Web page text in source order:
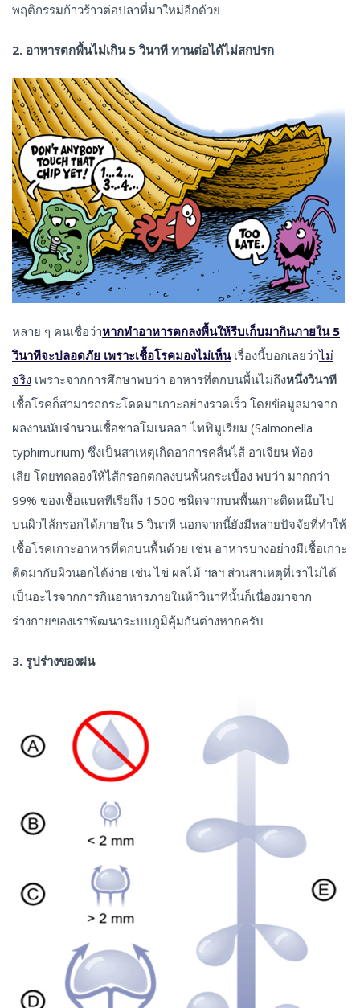
พฤติกรรมก้าวร้าวต่อปลาที่มาใหม่อีกด้วย
2. อาหารตกพื้นไม่เกิน 5 วินาที ทานต่อได้ไม่สกปรก
หลาย ๆ คนเชื่อว่าหากทำอาหารตกลงพื้นให้รีบเก็บมากินภายใน 5
วินาทีจะปลอดภัย เพราะเชื้อโรคมองไม่เห็นเรื่องนี้บอกเลยว่าไม่
จริง เพราะจากการศึกษาพบว่า อาหารที่ตกบนพื้นไม่ถึงหนึ่งวินาที
เชื้อโรคก็สามารถกระโดดมาเกาะอย่างรวดเร็ว โดยข้อมูลมาจาก
ผลงานนับจำนวนเชื้อซาลโมเนลลา ไทฟิมูเรียม (Salmonella
typhimurium) ซึ่งเป็นสาเหตุเกิดอาการคลื่นไส้ อาเจียน ท้อง
เสีย โดยทดลองให้ไส้กรอกตกลงบนพื้นกระเบื้อง พบว่า มากกว่า
99% ของเชื้อแบคทีเรียถึง 1500 ชนิดจากบนพื้นเกาะติดหนึบไป
บนผิวไส้กรอกได้ภายใน 5 วินาที นอกจากนี้ยังมีหลายปัจจัยที่ทำให้
เชื้อโรคเกาะอาหารที่ตกบนพื้นด้วย เช่น อาหารบางอย่างมีเชื้อเกาะ
ติดมากับผิวนอกได้ง่าย เช่น ไข่ ผลไม้ ฯลฯ ส่วนสาเหตุที่เราไม่ได้
เป็นอะไรจากการกินอาหารภายในห้าวินาทีนั้นก็เนื่องมาจาก
ร่างกายของเราพัฒนาระบบภูมิคุ้มกันต่างหากครับ
3. รูปร่างของฝน